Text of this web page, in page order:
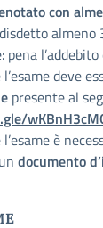
con
pena l’addebito
deve
presente al
è
documento